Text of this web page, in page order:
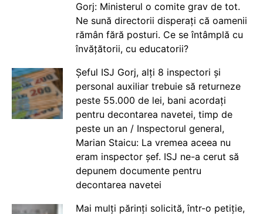
Gorj: Ministerul o comite grav de tot.
Ne sună directorii disperați că oamenii
rămân fără posturi. Ce se întâmplă cu
învățătorii, cu educatorii?
Șeful ISJ Gorj, alți 8 inspectori și
personal auxiliar trebuie să returneze
peste 55.000 de lei, bani acordați
pentru decontarea navetei, timp de
peste un an / Inspectorul general,
Marian Staicu: La vremea aceea nu
eram inspector șef. ISJ ne-a cerut să
depunem documente pentru
decontarea navetei
Mai mulți părinți solicită, într-o petiție,